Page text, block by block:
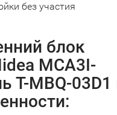
без участия
блок
MCA3I-
T-MBQ-03D1